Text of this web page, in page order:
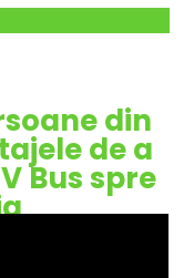
din
de a
Bus spre